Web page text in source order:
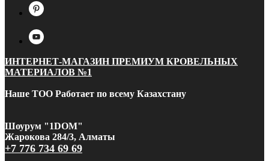
ИНТЕРНЕТ-МАГАЗИН ПРЕМИУМ КРОВЕЛЬНЫХ
МАТЕРИАЛОВ №1
Наше ТОО Работает по всему Казахстану
Шоурум "1DOM"
Жарокова 284/3, Алматы
+7 776 734 69 69